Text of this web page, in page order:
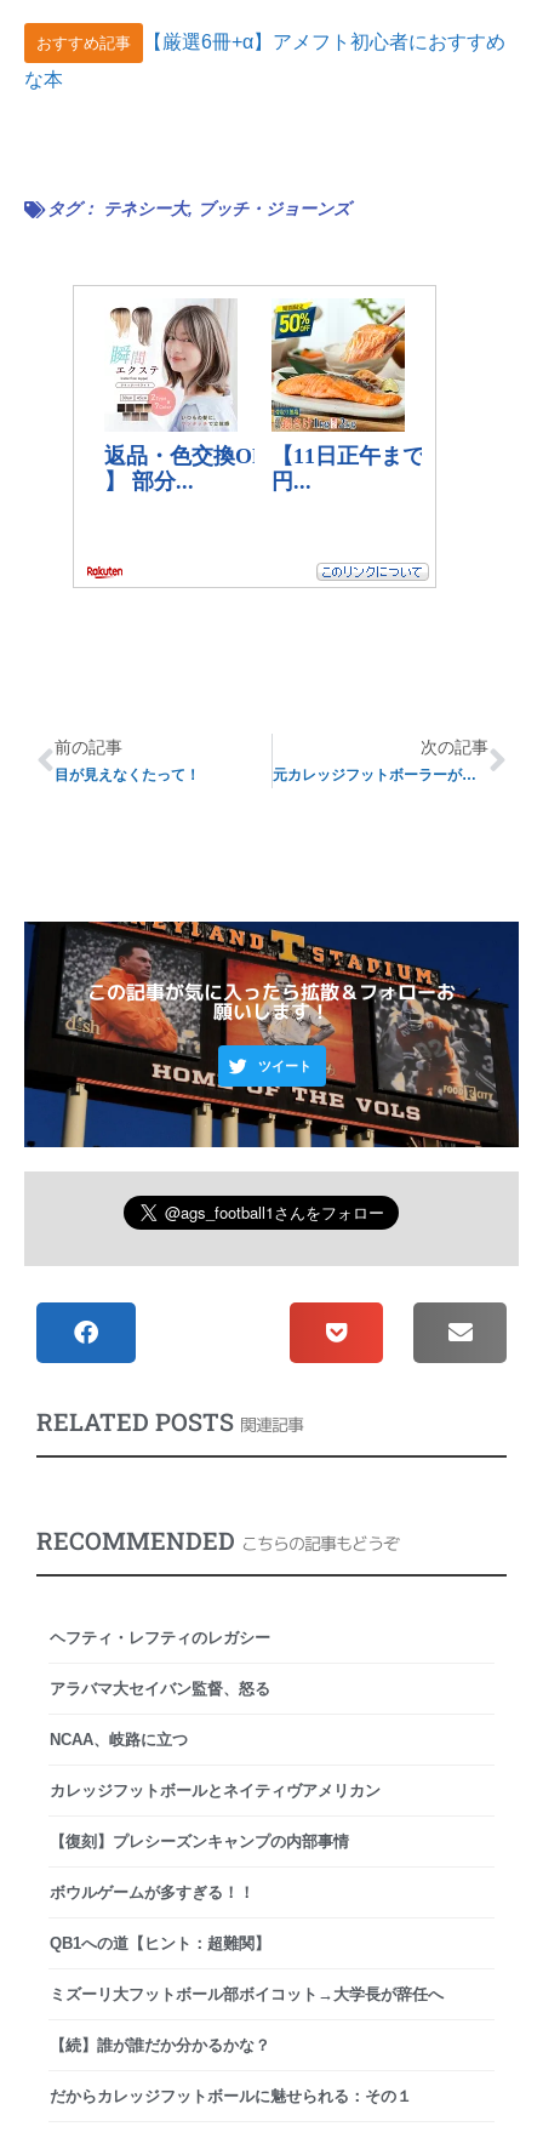
おすすめ記事
【厳選6冊+α】アメフト初心者におすすめ
な本
タグ： テネシー大, ブッチ・ジョーンズ
前の記事
目が見えなくたって！
次の記事
元カレッジフットボーラーがオリンピックに出場！
この記事が気に入ったら拡散＆フォローお
願いします！
ツイート
RELATED POSTS 関連記事
RECOMMENDED こちらの記事もどうぞ
ヘフティ・レフティのレガシー
アラバマ大セイバン監督、怒る
NCAA、岐路に立つ
カレッジフットボールとネイティヴアメリカン
【復刻】プレシーズンキャンプの内部事情
ボウルゲームが多すぎる！！
QB1への道【ヒント：超難関】
ミズーリ大フットボール部ボイコット→大学長が辞任へ
【続】誰が誰だか分かるかな？
だからカレッジフットボールに魅せられる：その１